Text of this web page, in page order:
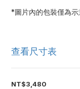
*圖片內的包裝僅為
查看尺寸表
NT$3,480